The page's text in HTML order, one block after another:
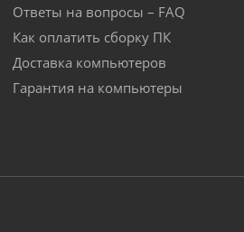
Ответы на вопросы – FAQ
Как оплатить сборку ПК
Доставка компьютеров
Гарантия на компьютеры